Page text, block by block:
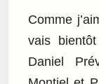
Comme
vais
Daniel